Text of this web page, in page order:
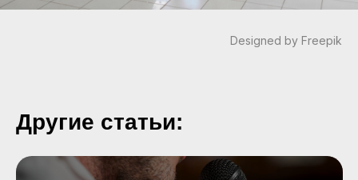
Designed by Freepik
Другие статьи: